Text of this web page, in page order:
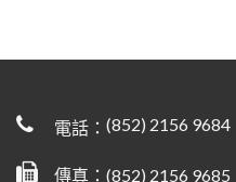
電話：(852) 2156 9684
傳真：(852) 2156 9685